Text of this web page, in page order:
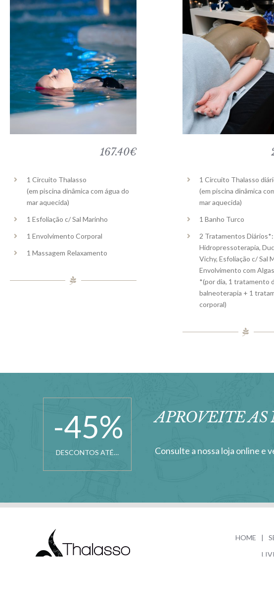
167.40€
1 Circuito Thalasso
(em piscina dinâmica com água do
mar aquecida)
1 Esfoliação c/ Sal Marinho
1 Envolvimento Corporal
1 Massagem Relaxamento
1 Circuito Thalasso
(em piscina dinâmica
mar aquecida)
1 Banho Turco
2 Tratamentos Diários*:
Hidropressoterapia,
Vichy, Esfoliação c/ Sal
Envolvimento com Algas
*(por dia, 1 tratamento
balneoterapia + 1
corporal)
-45%
DESCONTOS ATÉ…
APROVEITE AS
Consulte a nossa loja online e
HOME